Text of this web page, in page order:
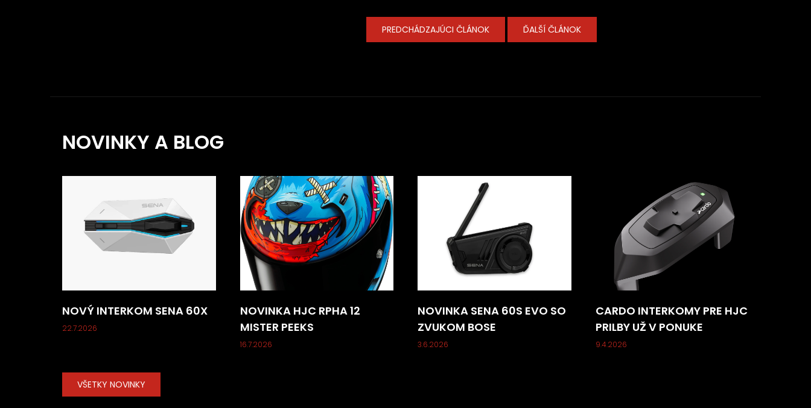
PREDCHÁDZAJÚCI ČLÁNOK ĎALŠÍ ČLÁNOK
NOVINKY A BLOG
NOVÝ INTERKOM SENA 60X
22.7.2026
NOVINKA HJC RPHA 12
MISTER PEEKS
16.7.2026
NOVINKA SENA 60S EVO SO
ZVUKOM BOSE
3.6.2026
CARDO INTERKOMY PRE HJC
PRILBY UŽ V PONUKE
9.4.2026
VŠETKY NOVINKY